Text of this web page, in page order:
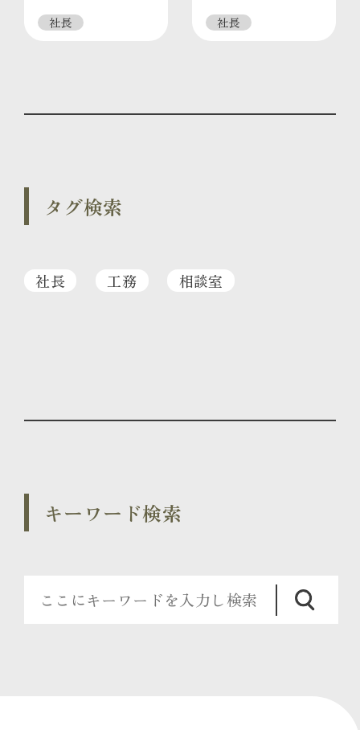
社長 社長
タグ検索
社長 工務 相談室
キーワード検索